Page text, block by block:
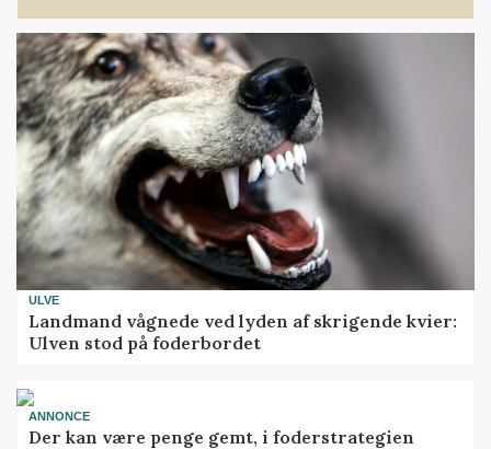
ULVE
Landmand vågnede ved lyden af skrigende kvier:
Ulven stod på foderbordet
ANNONCE
Der kan være penge gemt, i foderstrategien